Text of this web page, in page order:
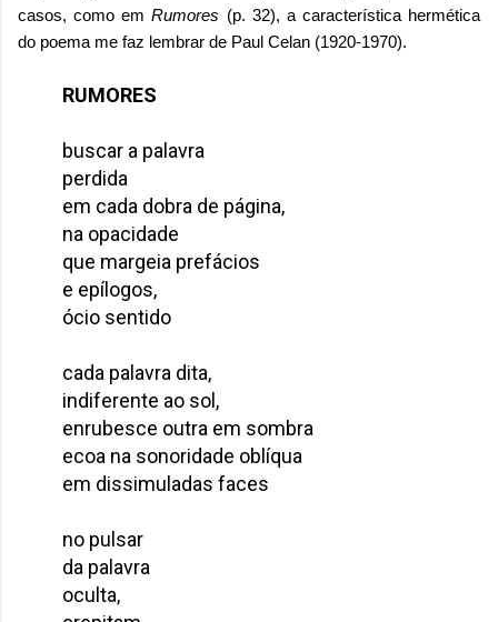
casos, como emRumores (p. 32), a característica hermética
do poema me faz lembrar de Paul Celan (1920-1970).
RUMORES
buscar a palavra
perdida
em cada dobra de página,
na opacidade
que margeia prefácios
e epílogos,
ócio sentido
cada palavra dita,
indiferente ao sol,
enrubesce outra em sombra
ecoa na sonoridade oblíqua
em dissimuladas faces
no pulsar
da palavra
oculta,